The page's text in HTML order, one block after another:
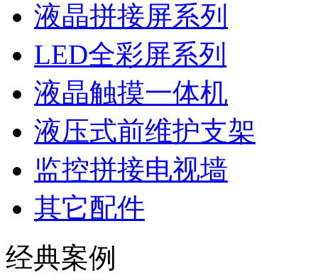
液晶拼接屏系列
LED全彩屏系列
液晶触摸一体机
液压式前维护支架
监控拼接电视墙
其它配件
经典案例